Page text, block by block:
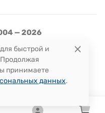
— 2026
сайте, не может быть
лечения и не
быстрой и
принимаете
данных.